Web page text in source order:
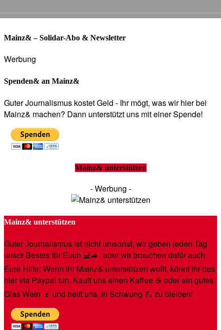
Mainz& – Solidar-Abo & Newsletter
Werbung
Spenden& an Mainz&
Guter Journalismus kostet Geld - Ihr mögt, was wir hier bei
Mainz& machen? Dann unterstützt uns mit einer Spende!
Mainz& unterstützen
- Werbung -
Mainz& unterstützen
Guter Journalismus ist nicht umsonst, wir geben jeden Tag
unser Bestes für Euch 💻🚙- aber wir brauchen dafür auch
Eure Hilfe: Wenn Ihr Mainz& unterstützen wollt, könnt Ihr das
hier via Paypal tun. Kauft uns einen Kaffee ☕️ oder ein gutes
Glas Wein 🍷 und helft uns, in Schwung 💪 zu bleiben!